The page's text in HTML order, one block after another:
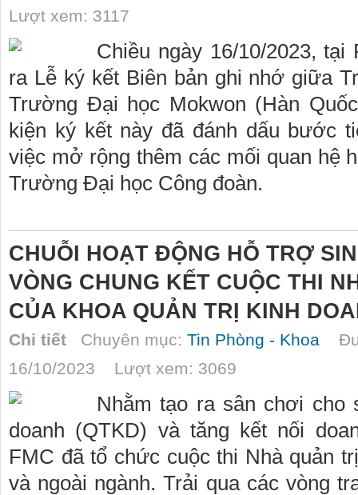
Lượt xem: 3117
Chiều ngày 16/10/2023,
ra Lễ ký kết Biên bản ghi nhớ giữa
Trường Đại học Mokwon (Hàn
kiện ký kết này đã đánh dấu bước
việc mở rộng thêm các mối quan hệ
Trường Đại học Công đoàn.
CHUỖI HOẠT ĐỘNG HỖ TRỢ
VÒNG CHUNG KẾT CUỘC THI
CỦA KHOA QUẢN TRỊ KINH
Chi tiết Chuyên mục: Tin Phòng - Khoa
16/10/2023 Lượt xem: 3069
Nhằm tạo ra sân chơi cho
doanh (QTKD) và tăng kết nối
FMC đã tổ chức cuộc thi Nhà quản
và ngoài ngành. Trải qua các vòng